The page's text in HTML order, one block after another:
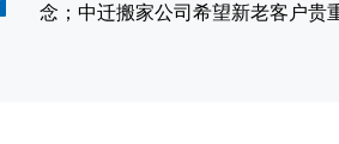
念；中迁搬家公司希望新老客户贵